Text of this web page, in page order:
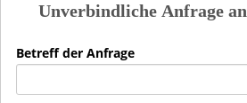
Unverbindliche Anfrage an
Betreff der Anfrage